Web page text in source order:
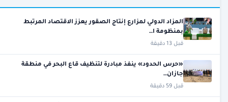
المزاد الدولي لمزارع إنتاج الصقور يعزز الاقتصاد المرتبط
بمنظومة ا…
قبل 13 دقيقة
«حرس الحدود» ينفذ مبادرة لتنظيف قاع البحر في منطقة
جازان…
قبل 59 دقيقة